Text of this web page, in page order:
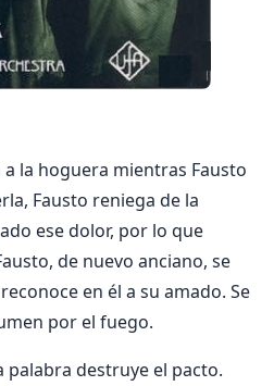
la hoguera mientras Fausto
Fausto reniega de la
ese dolor, por lo que
de nuevo anciano, se
en él a su amado. Se
por el fuego.
destruye el pacto.